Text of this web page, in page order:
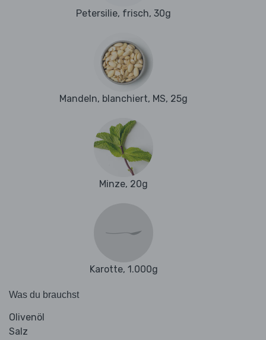
Petersilie, frisch, 30g
Mandeln, blanchiert, MS, 25g
Minze, 20g
Karotte, 1.000g
Was du brauchst
Olivenöl
Salz